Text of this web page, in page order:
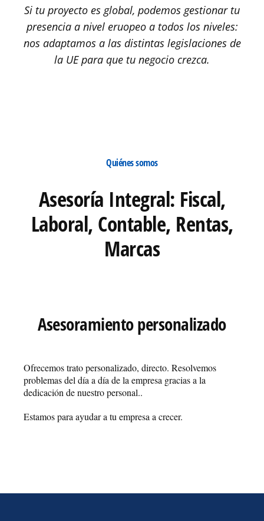
Si tu proyecto es global, podemos gestionar tu
presencia a nivel eruopeo a todos los niveles:
nos adaptamos a las distintas legislaciones de
la UE para que tu negocio crezca.
Quiénes somos
Asesoría Integral: Fiscal,
Laboral, Contable, Rentas,
Marcas
Asesoramiento personalizado
Ofrecemos trato personalizado, directo. Resolvemos
problemas del día a día de la empresa gracias a la
dedicación de nuestro personal..
Estamos para ayudar a tu empresa a crecer.